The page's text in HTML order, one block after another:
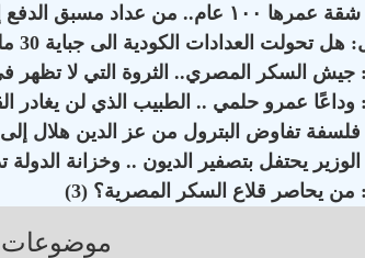
الدفع إلى كودي بأعلى شريحة
الكودية الى جباية 30 مليار جنيه من جيوب المواطنين؟
السكر المصري.. الثروة التي لا تظهر في
وداعًا عمرو حلمي .. الطبيب الذي لن يغادر
تفاوض البترول من عز الدين هلال
يحتفل بتصفير الديون .. وخزانة الدولة
من يحاصر قلاع السكر المصرية؟ (3)